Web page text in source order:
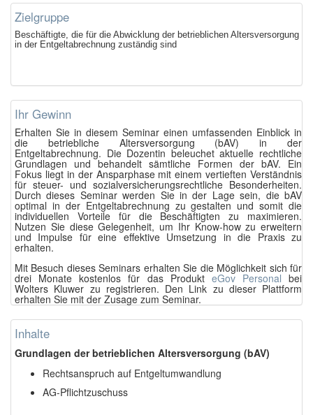
Zielgruppe
Beschäftigte, die für die Abwicklung der betrieblichen Altersversorgung
in der Entgeltabrechnung zuständig sind
Ihr Gewinn
Erhalten Sie in diesem Seminar einen umfassenden Einblick in
die betriebliche Altersversorgung (bAV) in der
Entgeltabrechnung. Die Dozentin beleuchet aktuelle rechtliche
Grundlagen und behandelt sämtliche Formen der bAV. Ein
Fokus liegt in der Ansparphase mit einem vertieften Verständnis
für steuer- und sozialversicherungsrechtliche Besonderheiten.
Durch dieses Seminar werden Sie in der Lage sein, die bAV
optimal in der Entgeltabrechnung zu gestalten und somit die
individuellen Vorteile für die Beschäftigten zu maximieren.
Nutzen Sie diese Gelegenheit, um Ihr Know-how zu erweitern
und Impulse für eine effektive Umsetzung in die Praxis zu
erhalten.
Mit Besuch dieses Seminars erhalten Sie die Möglichkeit sich für
drei Monate kostenlos für das Produkt eGov Personal bei
Wolters Kluwer zu registrieren. Den Link zu dieser Plattform
erhalten Sie mit der Zusage zum Seminar.
Inhalte
Grundlagen der betrieblichen Altersversorgung (bAV)
Rechtsanspruch auf Entgeltumwandlung
AG-Pflichtzuschuss